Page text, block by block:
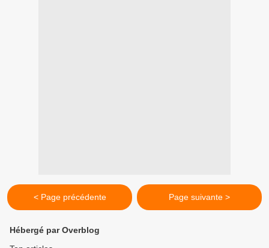
< Page précédente Page suivante >
Hébergé par Overblog